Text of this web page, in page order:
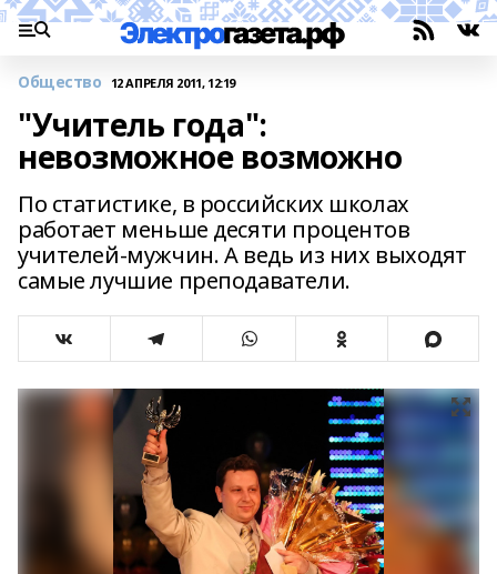
Общество 12 АПРЕЛЯ 2011, 12:19
"Учитель года":
невозможное возможно
По статистике, в российских школах
работает меньше десяти процентов
учителей-мужчин. А ведь из них выходят
самые лучшие преподаватели.